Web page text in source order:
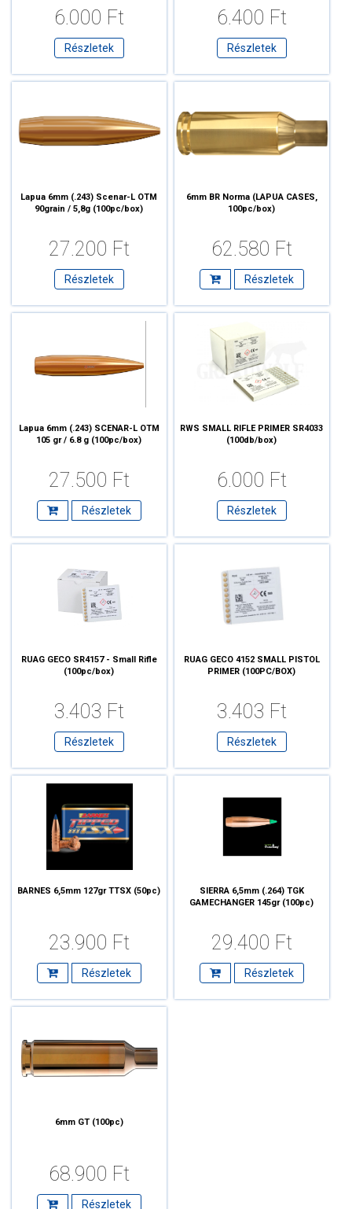
6.000 Ft
Részletek
6.400 Ft
Részletek
Lapua 6mm (.243) Scenar-L OTM
90grain / 5,8g (100pc/box)
27.200 Ft
Részletek
6mm BR Norma (LAPUA CASES,
100pc/box)
62.580 Ft
Részletek
Lapua 6mm (.243) SCENAR-L OTM
105 gr / 6.8 g (100pc/box)
27.500 Ft
Részletek
RWS SMALL RIFLE PRIMER SR4033
(100db/box)
6.000 Ft
Részletek
RUAG GECO SR4157 - Small Rifle
(100pc/box)
3.403 Ft
Részletek
RUAG GECO 4152 SMALL PISTOL
PRIMER (100PC/BOX)
3.403 Ft
Részletek
BARNES 6,5mm 127gr TTSX (50pc)
23.900 Ft
Részletek
SIERRA 6,5mm (.264) TGK
GAMECHANGER 145gr (100pc)
29.400 Ft
Részletek
6mm GT (100pc)
68.900 Ft
Részletek